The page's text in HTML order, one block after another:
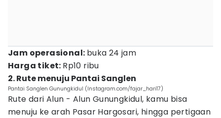
Jam operasional: buka 24 jam
Harga tiket: Rp10 ribu
2. Rute menuju Pantai Sanglen
Pantai Sanglen Gunungkidul (Instagram.com/fajar_hari17)
Rute dari Alun - Alun Gunungkidul, kamu bisa
menuju ke arah Pasar Hargosari, hingga pertigaan